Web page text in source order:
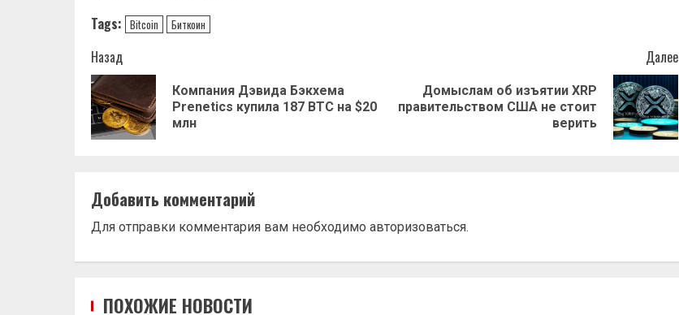
Tags: Bitcoin Биткоин
Навигация
записи
Назад
Предыдущая
Компания Дэвида Бэкхема
Prenetics купила 187 BTC на $20
млн
Далее
Следующая
Домыслам об изъятии XRP
правительством США не стоит
верить
Добавить комментарий
Для отправки комментария вам необходимо авторизоваться.
ПОХОЖИЕ НОВОСТИ